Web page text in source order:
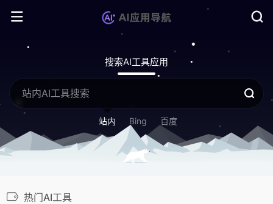
搜索AI工具应用
站内 Bing 百度
热门AI工具